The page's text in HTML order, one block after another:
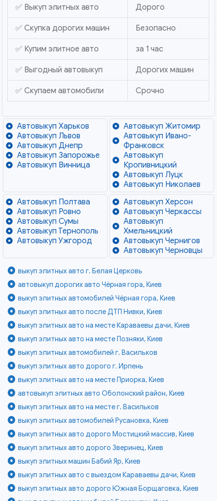
✅ Выкуп элитных авто Дорого
✅ Скупка дорогих машин Безопасно
✅ Купим элитное авто за 1 час
✅ Выгодный автовыкуп Дорогих машин
✅ Скупаем автомобили Срочно
Автовыкуп Харьков
Автовыкуп Львов
Автовыкуп Днепр
Автовыкуп Запорожье
Автовыкуп Винница
Автовыкуп Житомир
Автовыкуп Ивано-
Франковск
Автовыкуп
Кропивницкий
Автовыкуп Луцк
Автовыкуп Николаев
Автовыкуп Полтава
Автовыкуп Ровно
Автовыкуп Сумы
Автовыкуп Тернополь
Автовыкуп Ужгород
Автовыкуп Херсон
Автовыкуп Черкассы
Автовыкуп
Хмельницкий
Автовыкуп Чернигов
Автовыкуп Черновцы
выкуп элитных авто г. Белая Церковь
автовыкуп дорогих авто Чёрная гора, Киев
выкуп элитных автомобилей Чёрная гора, Киев
выкуп элитных авто после ДТП Нивки, Киев
выкуп элитных авто на месте Караваевы дачи, Киев
выкуп элитных авто на месте Позняки, Киев
выкуп элитных автомобилей г. Васильков
выкуп элитных авто дорого г. Ирпень
выкуп элитных авто на месте Приорка, Киев
автовыкуп элитных авто Оболонский район, Киев
выкуп элитных авто на месте г. Васильков
выкуп элитных автомобилей Русановка, Киев
выкуп элитных авто дорого Мостицкий массив, Киев
выкуп элитных авто дорого Зверинец, Киев
выкуп элитных машин Бабий Яр, Киев
выкуп элитных авто с выездом Караваевы дачи, Киев
выкуп элитных авто дорого Южная Борщаговка, Киев